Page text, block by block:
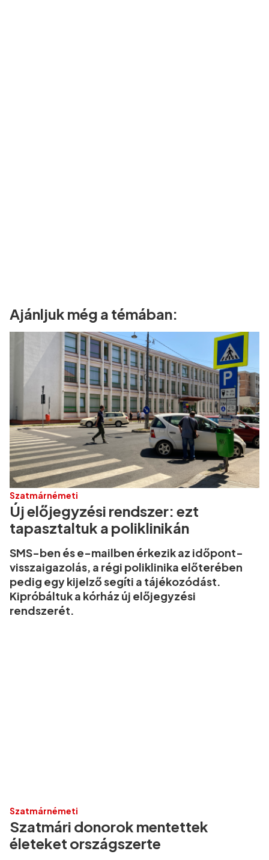
Ajánljuk még a témában:
Szatmárnémeti
Új előjegyzési rendszer: ezt
tapasztaltuk a poliklinikán
SMS-ben és e-mailben érkezik az időpont-
visszaigazolás, a régi poliklinika előterében
pedig egy kijelző segíti a tájékozódást.
Kipróbáltuk a kórház új előjegyzési
rendszerét.
Szatmárnémeti
Szatmári donorok mentettek
életeket országszerte